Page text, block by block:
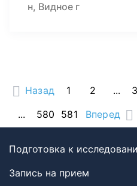
н, Видное г
Назад 1 2 ...
...
580 581 Вперед
Подготовка к
Запись на прием